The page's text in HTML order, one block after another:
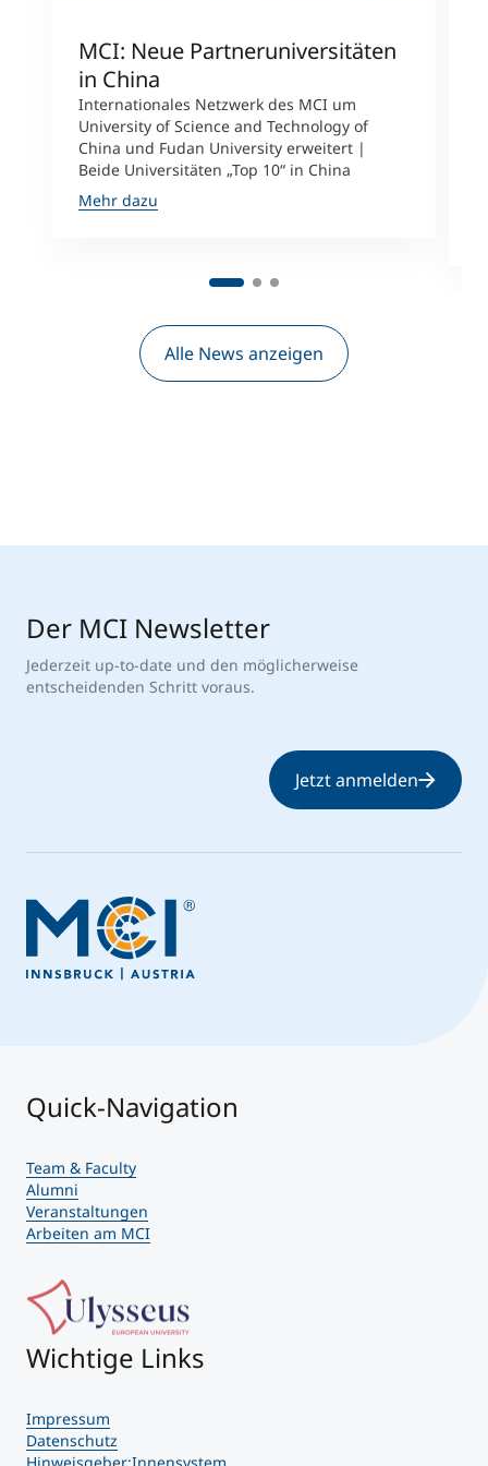
MCI: Neue Partneruniversitäten
in China
Internationales Netzwerk des MCI um
University of Science and Technology of
China und Fudan University erweitert |
Beide Universitäten „Top 10“ in China
Mehr dazu
Alle News anzeigen
Der MCI Newsletter
Jederzeit up-to-date und den möglicherweise
entscheidenden Schritt voraus.
Jetzt anmelden
Quick-Navigation
Team & Faculty
Alumni
Veranstaltungen
Arbeiten am MCI
Wichtige Links
Impressum
Datenschutz